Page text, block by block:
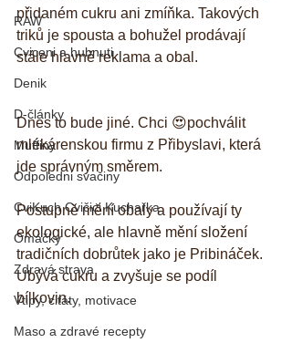
RAW
Cviceni a hubnuti
Denik
D-články
Muffiny
Odpoledni svačiny
CviKuch Cvičici Kuchařka
Omáčky
Zdravá strava
Vtipy, citáty, motivace
Maso a zdravé recepty
přidaném cukru ani zmíňka. Takových
triků je spousta a bohužel prodávají
stále hlavně reklama a obal.
Dnes to bude jiné. Chci 😍pochválit
mlékárenskou firmu z Přibyslavi, která
jde správným směrem.
Postupně mění obaly a používají ty
ekologické, ale hlavně mění složení
tradičních dobrůtek jako je Pribináček.
Ubývá cukru a zvyšuje se podíl
bílkovin.